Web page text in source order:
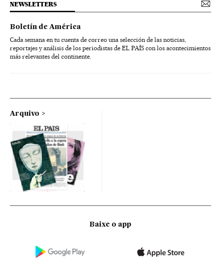
NEWSLETTERS
Boletín de América
Cada semana en tu cuenta de correo una selección de las noticias,
reportajes y análisis de los periodistas de EL PAÍS con los acontecimientos
más relevantes del continente.
Arquivo
Baixe o app